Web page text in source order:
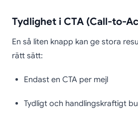
Tydlighet i CTA (Call-to-
En så liten knapp kan ge stora
rätt sätt:
Endast en CTA per mejl
Tydligt och handlingskraftigt